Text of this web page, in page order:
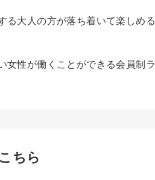
る大人の方が落ち着いて楽しめる
女性が働くことができる会員制ラ
ちら